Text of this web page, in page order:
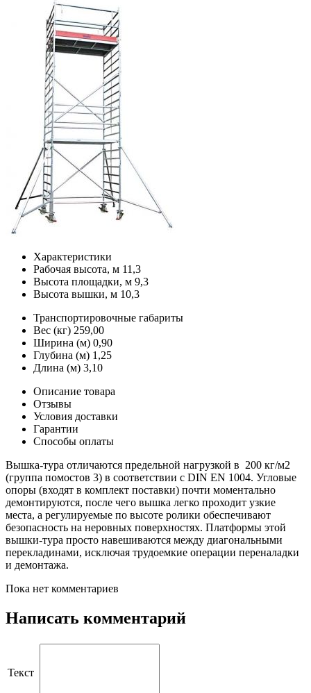
Характеристики
Рабочая высота, м 11,3
Высота площадки, м 9,3
Высота вышки, м 10,3
Транспортировочные габариты
Вес (кг) 259,00
Ширина (м) 0,90
Глубина (м) 1,25
Длина (м) 3,10
Описание товара
Отзывы
Условия доставки
Гарантии
Способы оплаты
Вышка-тура отличаются предельной нагрузкой в 200 кг/м2
(группа помостов 3) в соответствии с DIN EN 1004. Угловые
опоры (входят в комплект поставки) почти моментально
демонтируются, после чего вышка легко проходит узкие
места, а регулируемые по высоте ролики обеспечивают
безопасность на неровных поверхностях. Платформы этой
вышки-тура просто навешиваются между диагональными
перекладинами, исключая трудоемкие операции переналадки
и демонтажа.
Пока нет комментариев
Написать комментарий
Текст